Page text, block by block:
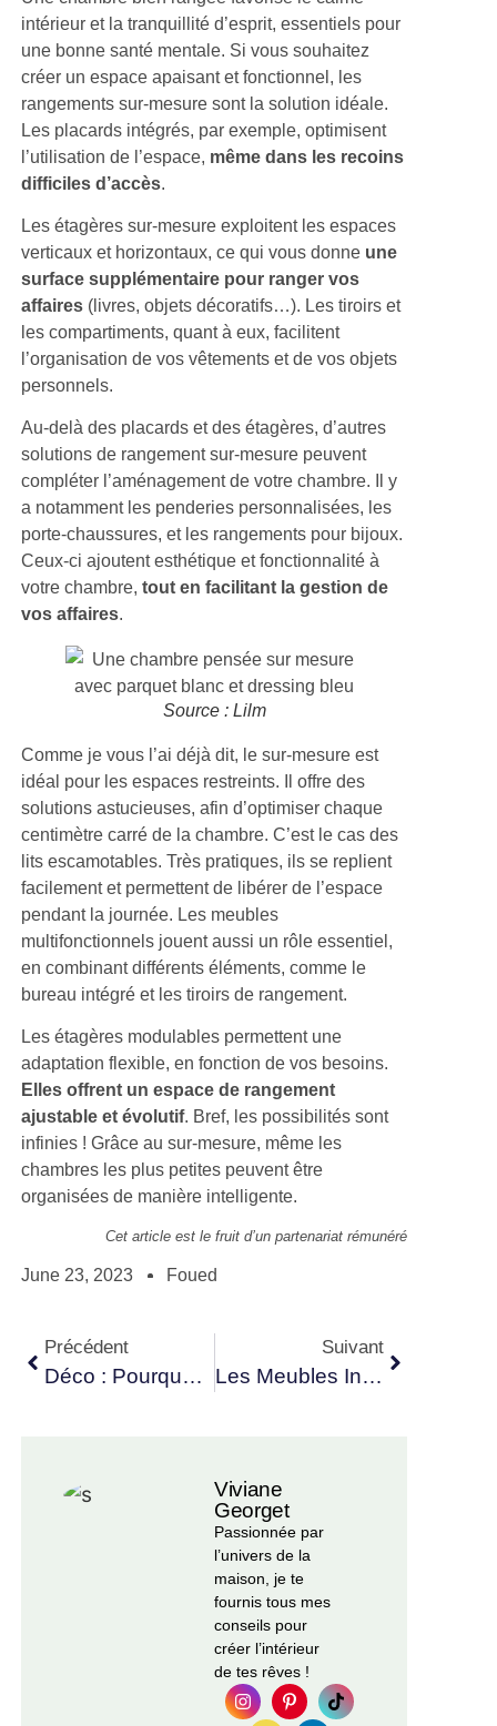
intérieur et la tranquillité d’esprit, essentiels pour
une bonne santé mentale. Si vous souhaitez
créer un espace apaisant et fonctionnel, les
rangements sur-mesure sont la solution idéale.
Les placards intégrés, par exemple, optimisent
l’utilisation de l’espace, même dans les recoins
difficiles d’accès.
Les étagères sur-mesure exploitent les espaces
verticaux et horizontaux, ce qui vous donne une
surface supplémentaire pour ranger vos
affaires (livres, objets décoratifs…). Les tiroirs et
les compartiments, quant à eux, facilitent
l’organisation de vos vêtements et de vos objets
personnels.
Au-delà des placards et des étagères, d’autres
solutions de rangement sur-mesure peuvent
compléter l’aménagement de votre chambre. Il y
a notamment les penderies personnalisées, les
porte-chaussures, et les rangements pour bijoux.
Ceux-ci ajoutent esthétique et fonctionnalité à
votre chambre,tout en facilitant la gestion de
vos affaires.
Source : Lilm
Comme je vous l’ai déjà dit, le sur-mesure est
idéal pour les espaces restreints. Il offre des
solutions astucieuses, afin d’optimiser chaque
centimètre carré de la chambre. C’est le cas des
lits escamotables. Très pratiques, ils se replient
facilement et permettent de libérer de l’espace
pendant la journée. Les meubles
multifonctionnels jouent aussi un rôle essentiel,
en combinant différents éléments, comme le
bureau intégré et les tiroirs de rangement.
Les étagères modulables permettent une
adaptation flexible, en fonction de vos besoins.
Elles offrent un espace de rangement
ajustable et évolutif. Bref, les possibilités sont
infinies ! Grâce au sur-mesure, même les
chambres les plus petites peuvent être
organisées de manière intelligente.
Cet article est le fruit d’un partenariat rémunéré
June 23, 2023 Foued
Précédent
Déco : Pourquoi Choisir Le Fait Main Plutôt Que L’industriel ?
Suivant
Les Meubles Indispensables Dans Un Salon Chic Et Organisé
Viviane
Georget
Passionnée par
l’univers de la
maison, je te
fournis tous mes
conseils pour
créer l’intérieur
de tes rêves !